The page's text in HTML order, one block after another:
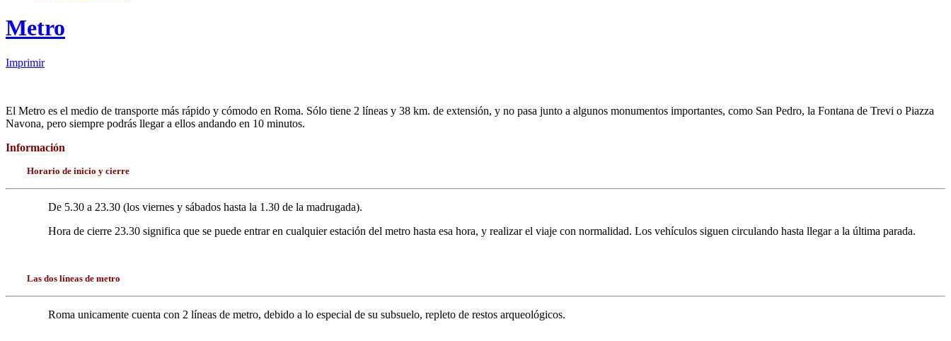
Metro
Imprimir
El Metro es el medio de transporte más rápido y cómodo en Roma. Sólo tiene 2 líneas y 38 km. de extensión, y no pasa junto a algunos monumentos importantes, como San Pedro, la Fontana de Trevi o Piazza
Navona, pero siempre podrás llegar a ellos andando en 10 minutos.
Información
Horario de inicio y cierre
De 5.30 a 23.30 (los viernes y sábados hasta la 1.30 de la madrugada).
Hora de cierre 23.30 significa que se puede entrar en cualquier estación del metro hasta esa hora, y realizar el viaje con normalidad. Los vehículos siguen circulando hasta llegar a la última parada.
Las dos líneas de metro
Roma unicamente cuenta con 2 líneas de metro, debido a lo especial de su subsuelo, repleto de restos arqueológicos.